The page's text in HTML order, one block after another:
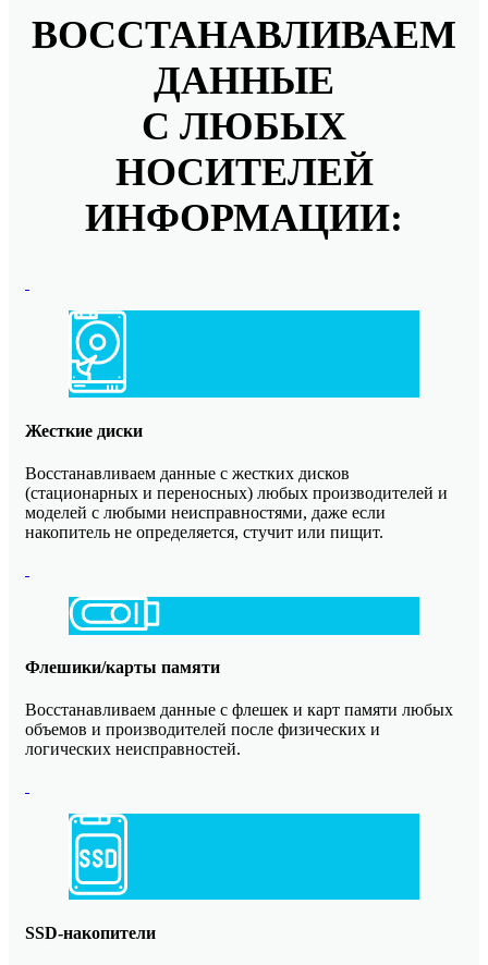
ВОССТАНАВЛИВАЕМ
ДАННЫЕ
С ЛЮБЫХ
НОСИТЕЛЕЙ
ИНФОРМАЦИИ:
Жесткие диски
Восстанавливаем данные с жестких дисков
(стационарных и переносных) любых производителей и
моделей с любыми неисправностями, даже если
накопитель не определяется, стучит или пищит.
Флешики/карты памяти
Восстанавливаем данные с флешек и карт памяти любых
объемов и производителей после физических и
логических неисправностей.
SSD-накопители